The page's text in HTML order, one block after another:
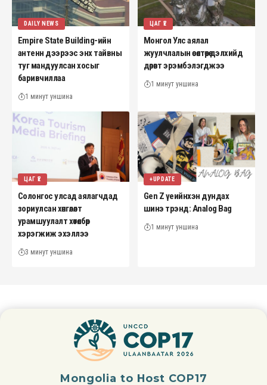
DAILY NEWS
Empire State Building-ийн
антенн дээрээс энх тайвны
туг мандуулсан хосыг
баривчиллаа
1 минут уншина
ЦАГ ҮЕ
Монгол Улс аялал
жуулчлалын өсөлтөөрөө дэлхийд
дөрөвт эрэмбэлэгджээ
1 минут уншина
ЦАГ ҮЕ
Солонгос улсад аялагчдад
зориулсан хөнгөлөлт
урамшуулалт хөтөлбөр
хэрэгжиж эхэллээ
3 минут уншина
+UPDATE
Gen Z үеийнхэн дундах
шинэ трэнд: Analog Bag
1 минут уншина
Mongolia to Host COP17